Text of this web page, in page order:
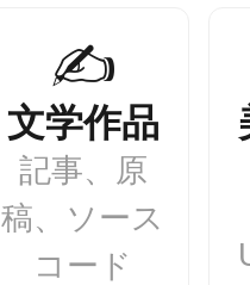
✍️
文学作品
記事、原
稿、ソース
コード